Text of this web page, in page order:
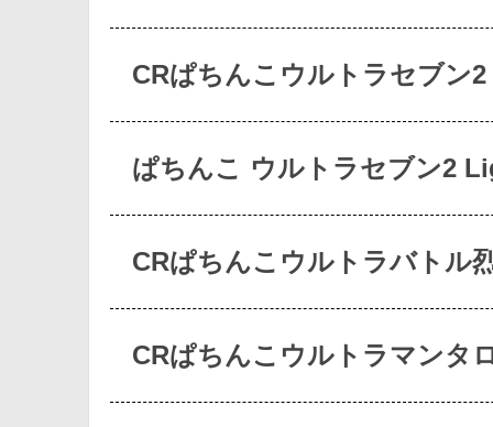
CRぱちんこウルトラセブン2
ぱちんこ ウルトラセブン2
CRぱちんこウルトラバトル
CRぱちんこウルトラマンタ